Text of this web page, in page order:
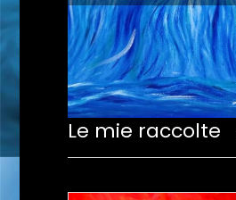
Le mie raccolte